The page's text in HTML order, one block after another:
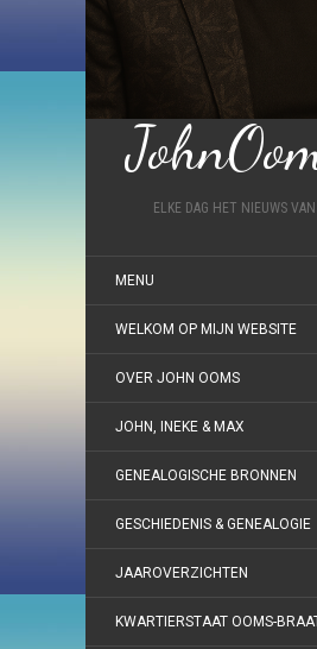
ELKE DAG HET NIEUWS
MENU
WELKOM OP MIJN WEBSITE
OVER JOHN OOMS
JOHN, INEKE & MAX
GENEALOGISCHE BRONNEN
GESCHIEDENIS & GENEALOGIE
JAAROVERZICHTEN
KWARTIERSTAAT OOMS-